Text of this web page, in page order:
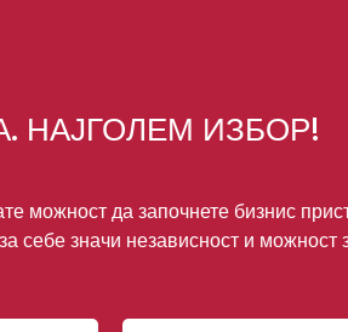
НАЈГОЛЕМ ИЗБОР!
можност да започнете бизнис
себе значи независност и можност